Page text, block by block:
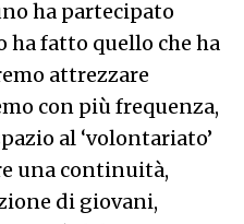
ha partecipato
ha fatto quello che ha
attrezzare
con più frequenza,
al ‘volontariato’
una continuità,
di giovani,